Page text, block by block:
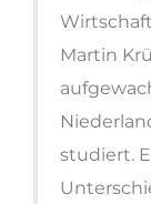
Martin
studiert.